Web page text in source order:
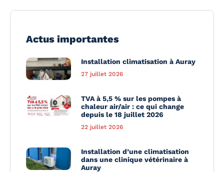
Actus importantes
Installation climatisation à Auray
27 juillet 2026
TVA à 5,5 % sur les pompes à
chaleur air/air : ce qui change
depuis le 18 juillet 2026
22 juillet 2026
Installation d’une climatisation
dans une clinique vétérinaire à
Auray